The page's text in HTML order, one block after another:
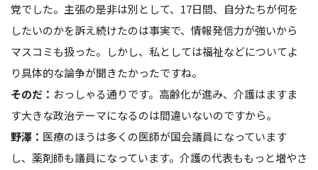
党でした。主張の是非は別として、17日間、自分たちが何を
したいのかを訴え続けたのは事実で、情報発信力が強いから
マスコミも扱った。しかし、私としては福祉などについてよ
り具体的な論争が聞きたかったですね。
そのだ： おっしゃる通りです。高齢化が進み、介護はますま
す大きな政治テーマになるのは間違いないのですから。
野澤： 医療のほうは多くの医師が国会議員になっています
し、薬剤師も議員になっています。介護の代表ももっと増やさ